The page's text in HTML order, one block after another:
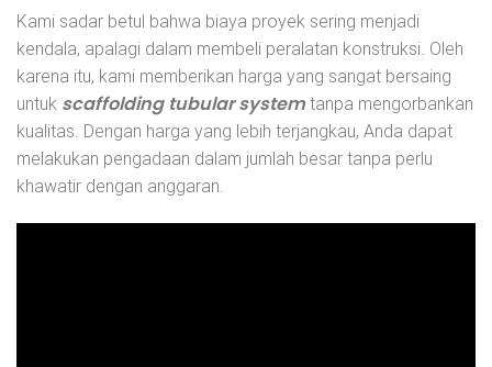
Kami sadar betul bahwa biaya proyek sering menjadi
kendala, apalagi dalam membeli peralatan konstruksi. Oleh
karena itu, kami memberikan harga yang sangat bersaing
untuk scaffolding tubular systemtanpa mengorbankan
kualitas. Dengan harga yang lebih terjangkau, Anda dapat
melakukan pengadaan dalam jumlah besar tanpa perlu
khawatir dengan anggaran.